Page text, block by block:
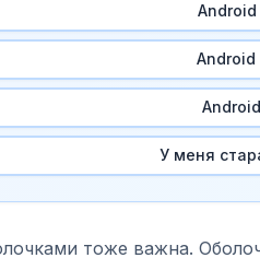
Android
Android
У меня
тоже важна.